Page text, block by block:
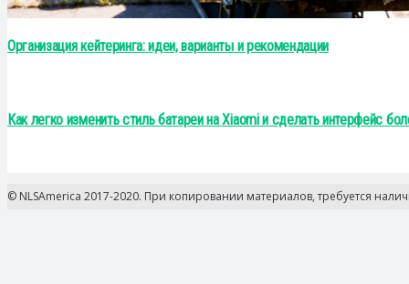
Организация кейтеринга: идеи, варианты и рекомендации
Как легко изменить стиль батареи на Xiaomi и сделать интерфейс
© NLSAmerica 2017-2020. При копировании материалов, требуется